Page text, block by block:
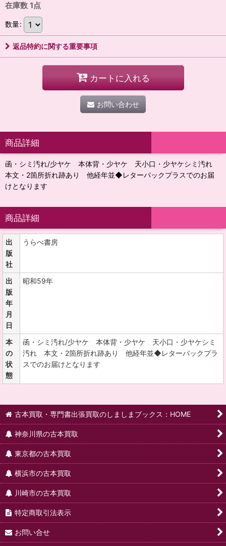
在庫数 1点
数量:
返品特約に関する重要事項
カートに入れる
お問い合わせ
商品詳細
函・シミ汚れ/少ヤケ 本体背・少ヤケ 天小口・少ヤケシミ汚れ
本文・2箇所折れ跡あり 他経年並◆レターパックプラスでのお届
けとなります
商品詳細
出
版
社
うらべ書房
出
版
年
月
日
昭和59年
本
の
状
態
函・シミ汚れ/少ヤケ 本体背・少ヤケ 天小口・少ヤケシミ
汚れ 本文・2箇所折れ跡あり 他経年並◆レターパックプラ
スでのお届けとなります
古本買取・専門書出張買取のしましまブックス：HOME
神奈川県の古本買取
東京都の古本買取
横浜市の古本買取
川崎市の古本買取
特定商取引法表示
お問い合せ